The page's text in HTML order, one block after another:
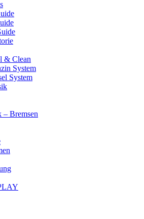
& Clean
System
System
– Bremsen